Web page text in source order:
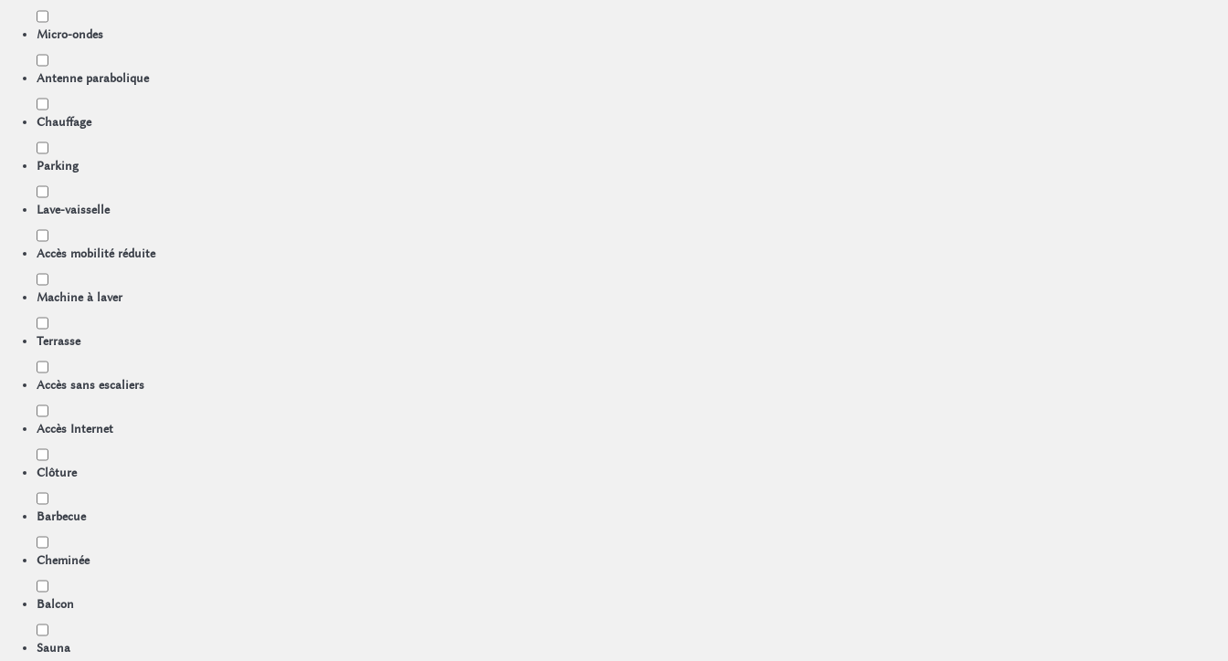
Micro-ondes
Antenne parabolique
Chauffage
Parking
Lave-vaisselle
Accès mobilité réduite
Machine à laver
Terrasse
Accès sans escaliers
Accès Internet
Clôture
Barbecue
Cheminée
Balcon
Sauna